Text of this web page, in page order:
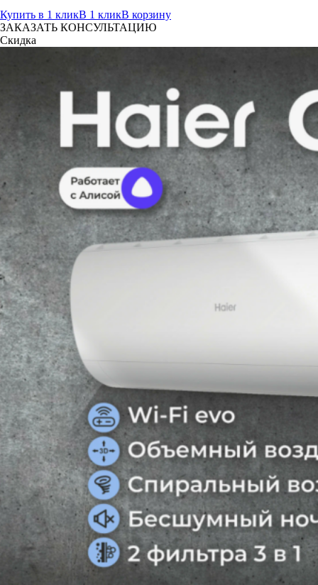
Купить в 1 кликВ 1 кликВ корзину
ЗАКАЗАТЬ КОНСУЛЬТАЦИЮ
Скидка